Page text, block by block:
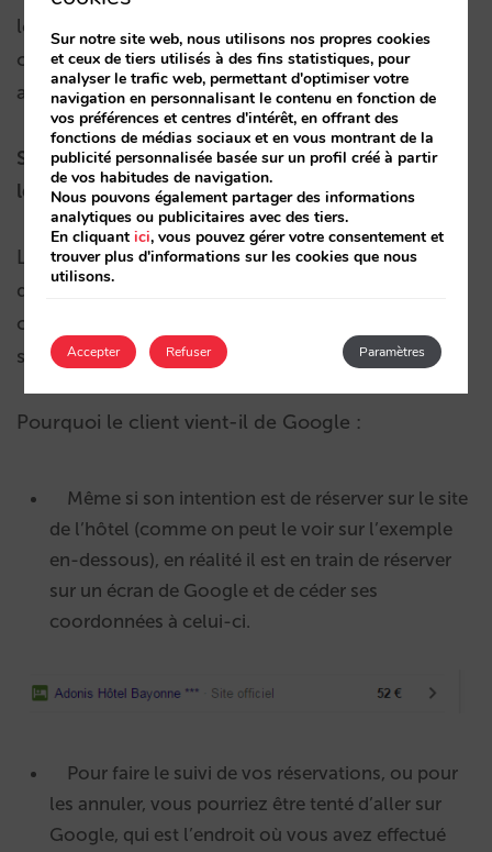
leurs clients et par conséquent améliorer la
conversion. La décision de l’utiliser ou non
appartient à l’OTA ou à l’hôtel.
Si je décide d’utiliser Book on Google, d’où vient
le client qui réserve par ce biais ?
Le débat est grand à ce sujet et les opinions sont
disparates. Nous pencherions pour dire que le
client vient des deux endroits plutôt que d’un
seul.
Pourquoi le client vient-il de Google :
Même si son intention est de réserver sur le site
de l’hôtel (comme on peut le voir sur l’exemple
en-dessous), en réalité il est en train de réserver
sur un écran de Google et de céder ses
coordonnées à celui-ci.
Pour faire le suivi de vos réservations, ou pour
les annuler, vous pourriez être tenté d’aller sur
Google, qui est l’endroit où vous avez effectué
Sur notre site web, nous utilisons nos propres cookies
et ceux de tiers utilisés à des fins statistiques, pour
analyser le trafic web, permettant d'optimiser votre
navigation en personnalisant le contenu en fonction de
vos préférences et centres d'intérêt, en offrant des
fonctions de médias sociaux et en vous montrant de la
publicité personnalisée basée sur un profil créé à partir
de vos habitudes de navigation.
Nous pouvons également partager des informations
analytiques ou publicitaires avec des tiers.
En cliquantici, vous pouvez gérer votre consentement et
trouver plus d'informations sur les cookies que nous
utilisons.
Accepter Paramètres
Refuser